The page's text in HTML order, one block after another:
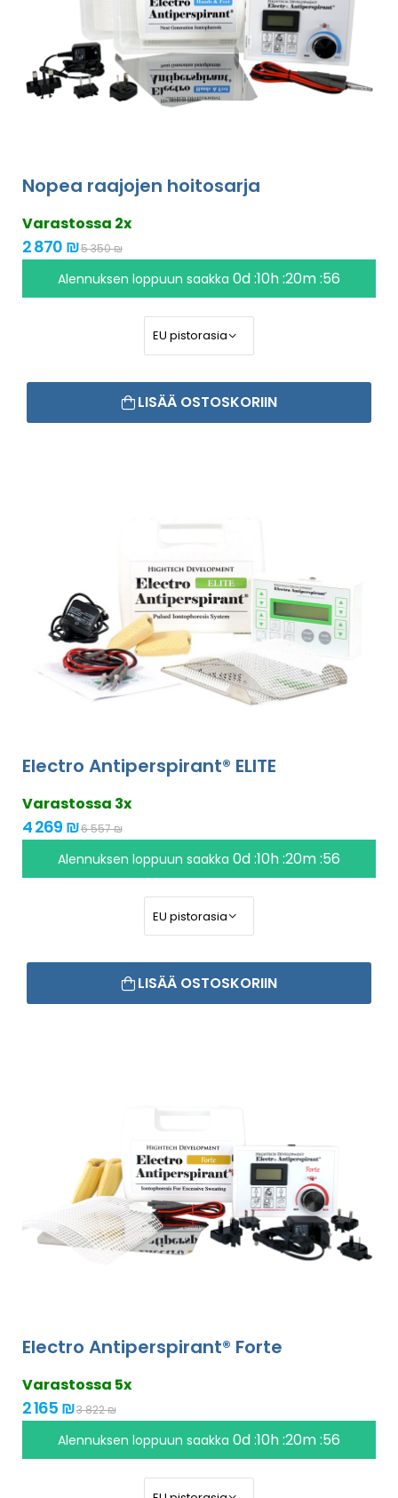
Nopea raajojen hoitosarja
Varastossa 2x
2 870 ₪5 350 ₪
Alennuksen loppuun saakka 0d :10h :20m :55
LISÄÄ OSTOSKORIIN
Electro Antiperspirant® ELITE
Varastossa 3x
4 269 ₪6 557 ₪
Alennuksen loppuun saakka 0d :10h :20m :55
LISÄÄ OSTOSKORIIN
Electro Antiperspirant® Forte
Varastossa 5x
2 165 ₪3 822 ₪
Alennuksen loppuun saakka 0d :10h :20m :55